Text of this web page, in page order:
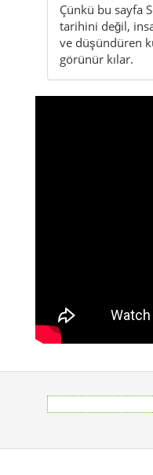
Çünkü bu sayfa
tarihini değil,
ve düşündüren
görünür kılar.